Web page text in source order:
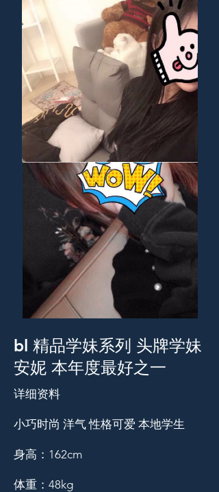
VVIP会员
bl 精品学妹系列 头牌学妹
安妮 本年度最好之一
详细资料
小巧时尚 洋气 性格可爱 本地学生
身高：162cm
体重：48kg